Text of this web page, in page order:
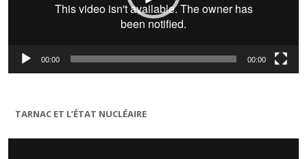
00:00 00:00
TARNAC ET L’ÉTAT NUCLÉAIRE
Lecteur